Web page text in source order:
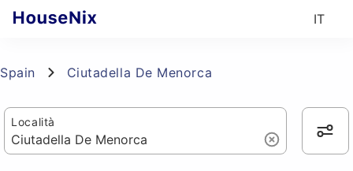
IT
Spain Ciutadella De Menorca
Località